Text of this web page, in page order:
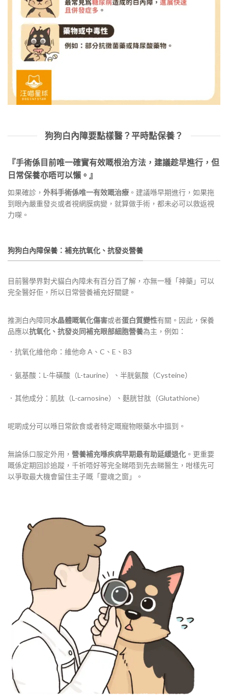
狗狗白內障要點樣醫？平時點保養？
『手術係目前唯一確實有效嘅根治方法，建議趁早進行，但
日常保養亦唔可以懶。』
如果確診， 外科手術係唯一有效嘅治療 。建議喺早期進行，如果拖
到眼內嚴重發炎或者視網膜病變，就算做手術，都未必可以救返視
力㗎。
狗狗白內障保養：補充抗氧化、抗發炎營養
目前醫學界對犬貓白內障未有百分百了解，亦無一種「神藥」可以
完全醫好佢，所以日常營養補充好關鍵。
推測白內障同水晶體嘅氧化傷害或者蛋白質變性有關。因此，保養
品應以抗氧化、抗發炎同補充眼部細胞營養為主，例如：
．抗氧化維他命：維他命 A、C、E、B3
．氨基酸：L-牛磺酸（L-taurine）、半胱氨酸（Cysteine）
．其他成分：肌肽（L-carnosine）、麩胱甘肽（Glutathione）
呢啲成分可以喺日常飲食或者特定嘅寵物眼藥水中搵到。
無論係口服定外用， 營養補充喺疾病早期最有助延緩退化 。更重要
嘅係定期回診追蹤，千祈唔好等完全睇唔到先去睇醫生，咁樣先可
以爭取最大機會留住主子嘅「靈魂之窗」。